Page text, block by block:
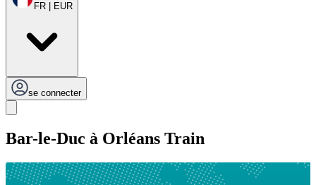
FR | EUR
se connecter
Bar-le-Duc à Orléans Train